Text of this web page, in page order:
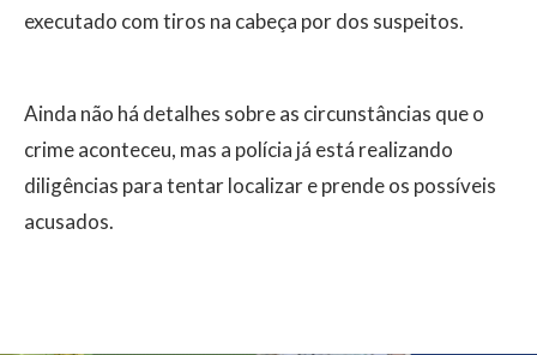
executado com tiros na cabeça por dos suspeitos.
Ainda não há detalhes sobre as circunstâncias que o
crime aconteceu, mas a polícia já está realizando
diligências para tentar localizar e prende os possíveis
acusados.